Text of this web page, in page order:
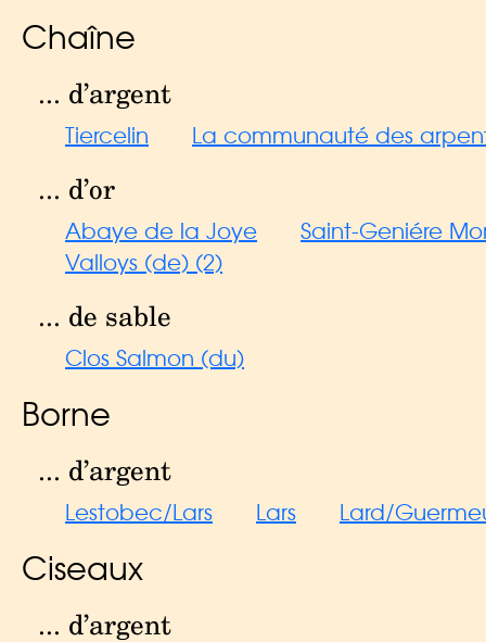
Chaîne
... d’argent
Tiercelin La communauté des
... d’or
Abaye de la Joye
Saint-Geniére
Valloys (de) (2)
... de sable
Clos Salmon (du)
Borne
... d’argent
Lestobec/Lars Lars Lard/
Ciseaux
... d’argent